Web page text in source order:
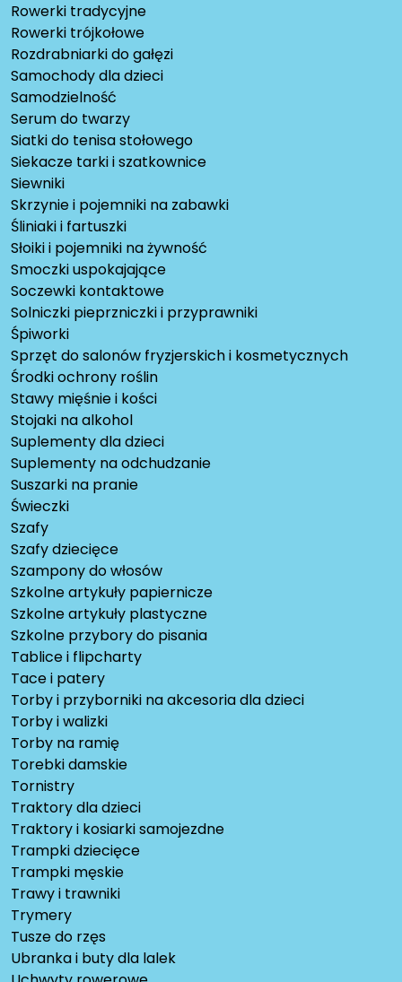
Rowerki tradycyjne
Rowerki trójkołowe
Rozdrabniarki do gałęzi
Samochody dla dzieci
Samodzielność
Serum do twarzy
Siatki do tenisa stołowego
Siekacze tarki i szatkownice
Siewniki
Skrzynie i pojemniki na zabawki
Śliniaki i fartuszki
Słoiki i pojemniki na żywność
Smoczki uspokajające
Soczewki kontaktowe
Solniczki pieprzniczki i przyprawniki
Śpiworki
Sprzęt do salonów fryzjerskich i kosmetycznych
Środki ochrony roślin
Stawy mięśnie i kości
Stojaki na alkohol
Suplementy dla dzieci
Suplementy na odchudzanie
Suszarki na pranie
Świeczki
Szafy
Szafy dziecięce
Szampony do włosów
Szkolne artykuły papiernicze
Szkolne artykuły plastyczne
Szkolne przybory do pisania
Tablice i flipcharty
Tace i patery
Torby i przyborniki na akcesoria dla dzieci
Torby i walizki
Torby na ramię
Torebki damskie
Tornistry
Traktory dla dzieci
Traktory i kosiarki samojezdne
Trampki dziecięce
Trampki męskie
Trawy i trawniki
Trymery
Tusze do rzęs
Ubranka i buty dla lalek